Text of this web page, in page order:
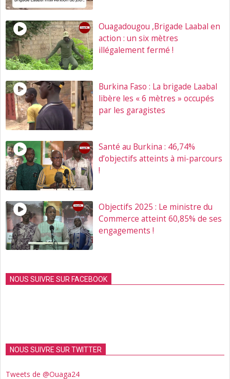
Ouagadougou ,Brigade Laabal en
action : un six mètres
illégalement fermé !
Burkina Faso : La brigade Laabal
libère les « 6 mètres » occupés
par les garagistes
Santé au Burkina : 46,74%
d’objectifs atteints à mi-parcours
!
Objectifs 2025 : Le ministre du
Commerce atteint 60,85% de ses
engagements !
NOUS SUIVRE SUR FACEBOOK
NOUS SUIVRE SUR TWITTER
Tweets de @Ouaga24